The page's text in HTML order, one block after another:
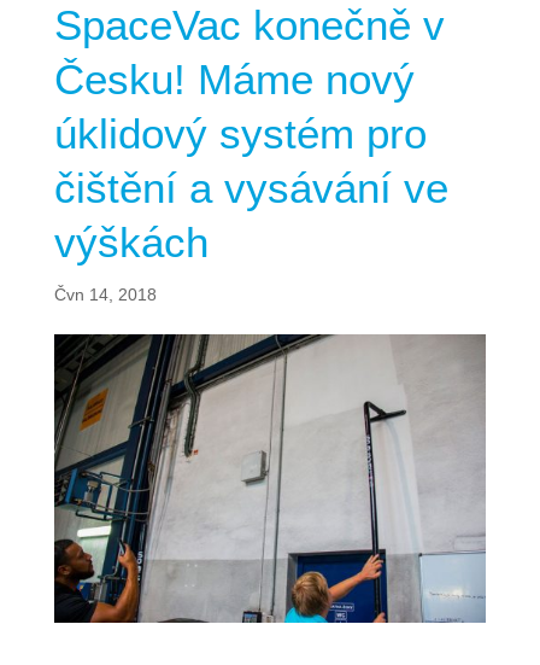
SpaceVac konečně v
Česku! Máme nový
úklidový systém pro
čištění a vysávání ve
výškách
Čvn 14, 2018